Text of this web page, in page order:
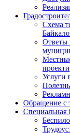
Схема
Ответы
Услуги
Обращение с
Специальная